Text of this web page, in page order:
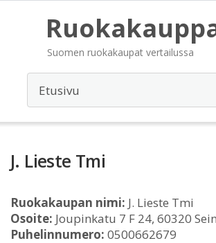
Suomen ruokakaupat vertailussa
J. Lieste Tmi
Ruokakaupan nimi: J. Lieste Tmi
Osoite: Joupinkatu 7 F 24, 60320
Puhelinnumero: 0500662679